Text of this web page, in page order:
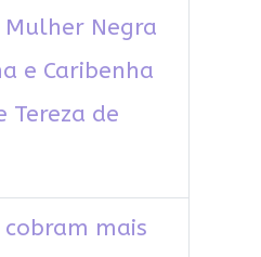
Negra
e Caribenha
Tereza de
mais